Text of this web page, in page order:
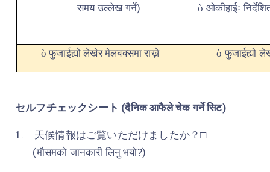
समय उल्लेख गर्ने)
ò ओकीहाईः
ò फुजाईह्यो लेखेर मेलबक्समा राख्ने ò फुजाईह्यो
セルフチェックシート (दैनिक आफैले चेक गर्ने सिट)
1. 天候情報はご覧いただけましたか？□
(मौसमको जानकारी लिनु भयो?)